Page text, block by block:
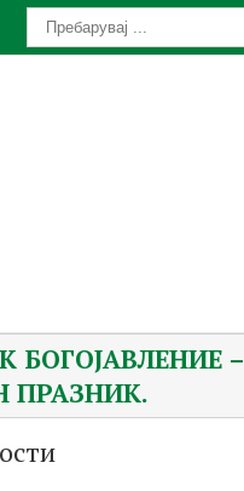
БОГОЈАВЛЕНИЕ –
ПРАЗНИК.